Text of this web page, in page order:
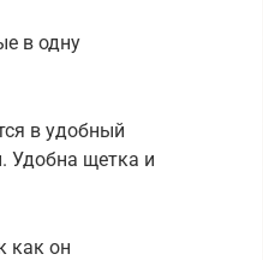
в одну
в удобный
Удобна щетка и
как он